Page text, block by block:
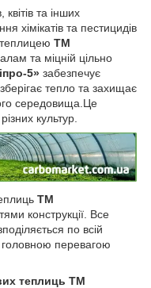
та інших
хімікатів та пестицидів
ТМ
та міцній цільно
5» забезпечує
тепло та захищає
середовища.Це
культур.
ТМ
конструкції. Все
по всій
головною перевагою
теплиць ТМ